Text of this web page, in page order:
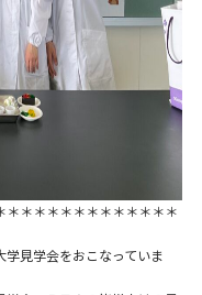
＊＊＊＊＊＊＊＊＊＊＊＊
見学会をおこなっていま